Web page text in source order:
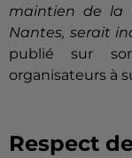
maintien de la
Nantes, serait
publié sur
organisateurs à
Respect